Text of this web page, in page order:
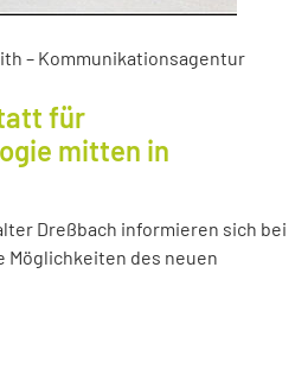
– Kommunikationsagentur
für
mitten in
Dreßbach informieren sich bei
Möglichkeiten des neuen